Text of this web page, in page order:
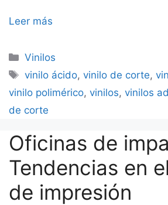
Leer más
Categorías
Vinilos
Etiquetas
vinilo ácido,vinilo de corte,
vinilo polimérico, vinilos, vinilos
de corte
Oficinas de
Tendencias en
de impresión